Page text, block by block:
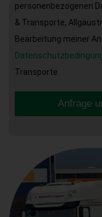
personenbezogenen
& Transporte,
Bearbeitung meiner
Transporte.
Anfrage